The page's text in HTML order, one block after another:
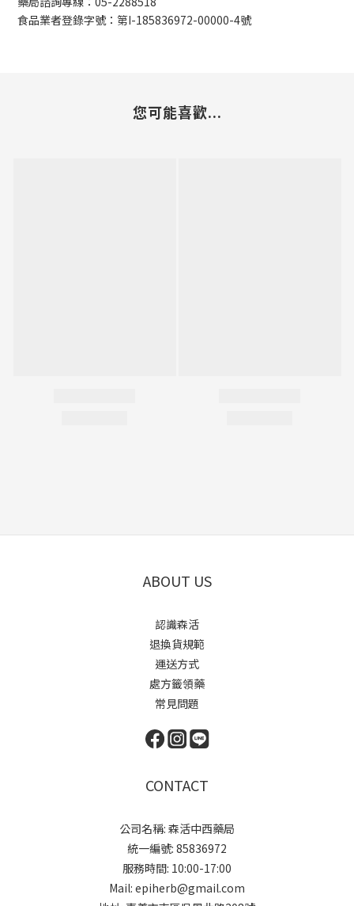
食品業者登錄字號：第I-185836972-00000-4號
您可能喜歡...
ABOUT US
認識森活
退換貨規範
運送方式
處方籤領藥
常見問題
CONTACT
公司名稱: 森活中西藥局
統一編號: 85836972
服務時間: 10:00-17:00
Mail: epiherb@gmail.com